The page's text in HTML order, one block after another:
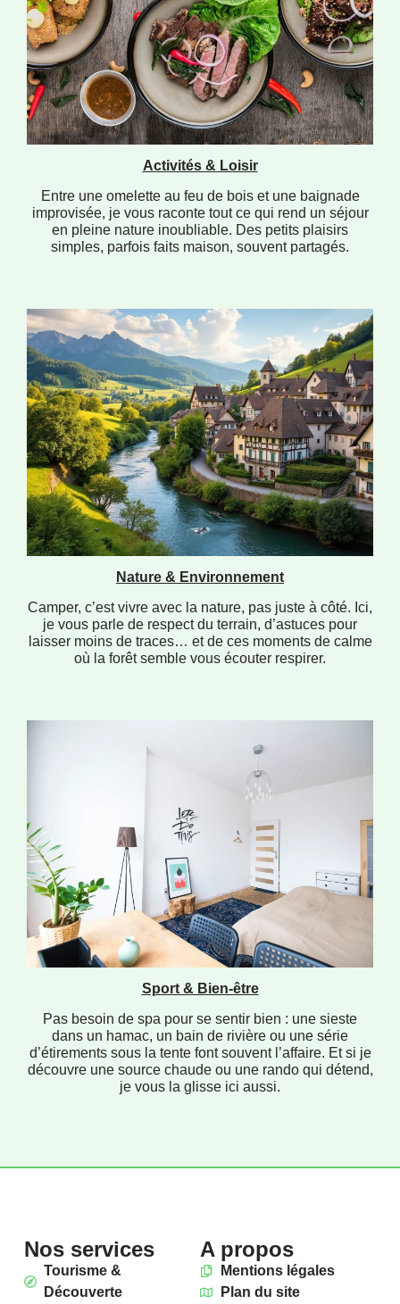
Activités & Loisir
Entre une omelette au feu de bois et une baignade
improvisée, je vous raconte tout ce qui rend un séjour
en pleine nature inoubliable. Des petits plaisirs
simples, parfois faits maison, souvent partagés.
Nature & Environnement
Camper, c’est vivre avec la nature, pas juste à côté. Ici,
je vous parle de respect du terrain, d’astuces pour
laisser moins de traces… et de ces moments de calme
où la forêt semble vous écouter respirer.
Sport & Bien-être
Pas besoin de spa pour se sentir bien : une sieste
dans un hamac, un bain de rivière ou une série
d’étirements sous la tente font souvent l’affaire. Et si je
découvre une source chaude ou une rando qui détend,
je vous la glisse ici aussi.
Nos services
Tourisme &
Découverte
A propos
Mentions légales
Plan du site